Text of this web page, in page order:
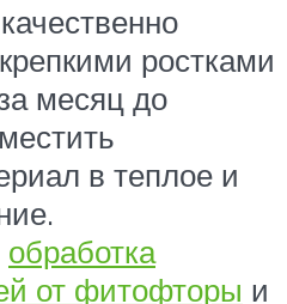
ростками
месяц до
в теплое и
обработка
от фитофторы и